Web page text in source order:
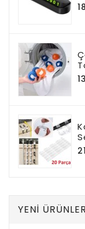
YENI ÜRÜNLER